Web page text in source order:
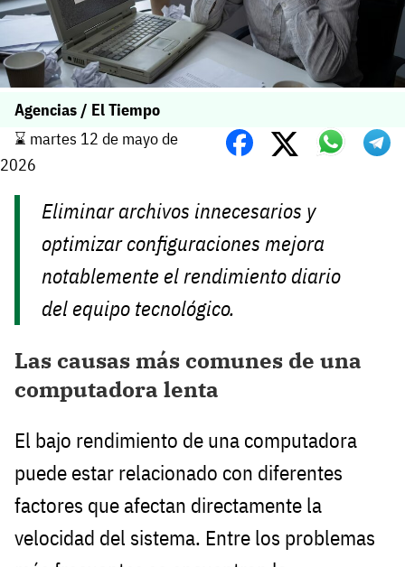
Agencias / El Tiempo
⌛️ martes 12 de mayo de
2026
Eliminar archivos innecesarios y
optimizar configuraciones mejora
notablemente el rendimiento diario
del equipo tecnológico.
Las causas más comunes de una
computadora lenta
El bajo rendimiento de una computadora
puede estar relacionado con diferentes
factores que afectan directamente la
velocidad del sistema. Entre los problemas